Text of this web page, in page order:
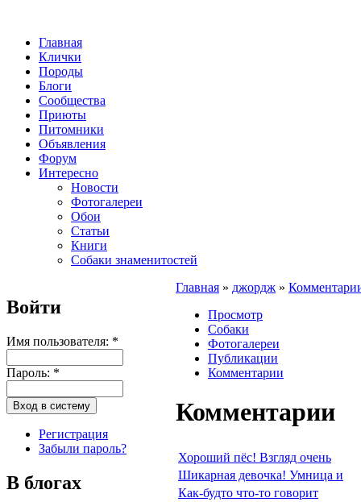
Главная
Клички
Породы
Блоги
Сообщества
Приюты
Питомники
Объявления
Форум
Интересно
Новости
Фотогалереи
Обои
Статьи
Книги
Собаки знаменитостей
Войти
Имя пользователя: *
Пароль: *
Регистрация
Забыли пароль?
В блогах
Главная » джордж »
Просмотр
Собаки
Фотогалереи
Публикации
Комментарии
Комментарии
Хороший пёс! Взгляд очень
Шикарная девочка! Умница и
Как-будто что-то говорит